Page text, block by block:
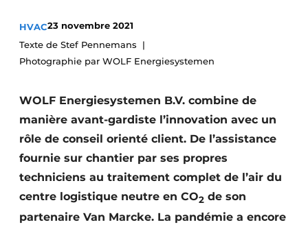
S’inscrire
Termes et conditions
HVAC23 novembre 2021
Texte de Stef Pennemans
Photographie par WOLF Energiesystemen
WOLF Energiesystemen B.V. combine de
manière avant-gardiste l’innovation avec un
rôle de conseil orienté client. De l’assistance
fournie sur chantier par ses propres
techniciens au traitement complet de l’air du
centre logistique neutre en CO2 de son
partenaire Van Marcke. La ­pandémie a encore